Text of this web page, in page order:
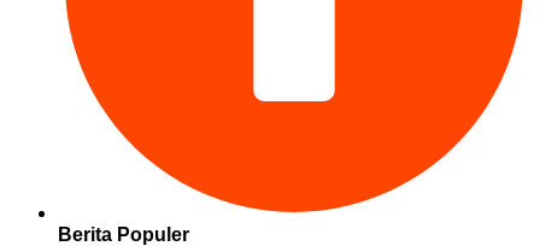
Berita Populer